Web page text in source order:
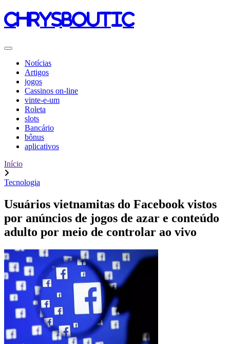
chrysboutic
Notícias
Artigos
jogos
Cassinos on-line
vinte-e-um
Roleta
slots
Bancário
bônus
aplicativos
Início
Tecnologia
Usuários vietnamitas do Facebook vistos
por anúncios de jogos de azar e conteúdo
adulto por meio de controlar ao vivo